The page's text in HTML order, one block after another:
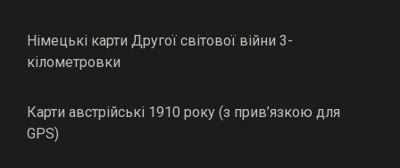
Німецькі карти Другої світової війни 3-
кілометровки
Карти австрійські 1910 року (з прив’язкою для
GPS)